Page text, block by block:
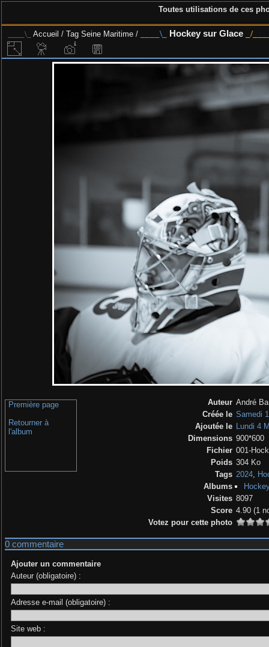
Toutes utilisations de ces
Accueil / Tag Seine Maritime / Hockey sur Glace
Première page
Retourner à
l'album
Auteur André
Créée le Samedi
Ajoutée le Lundi 4
Dimensions 900*600
Fichier 001-
Poids 304 Ko
Tags 2024,
Albums
Visites 8097
Score 4.90 (1
Votez pour cette photo
0 commentaire
Ajouter un commentaire
Auteur (obligatoire) :
Adresse e-mail (obligatoire) :
Site web :